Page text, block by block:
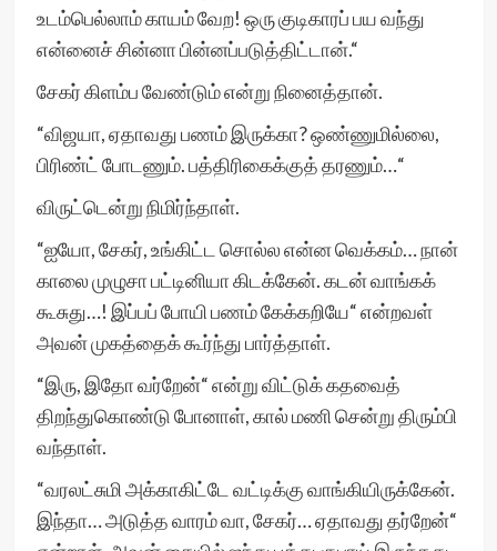
உடம்பெல்லாம் காயம் வேற! ஒரு குடிகாரப் பய வந்து
என்னைச் சின்னா பின்னப்படுத்திட்டான்.“
சேகர் கிளம்ப வேண்டும் என்று நினைத்தான்.
“விஜயா, ஏதாவது பணம் இருக்கா? ஒண்ணுமில்லை,
பிரிண்ட் போடணும். பத்திரிகைக்குத் தரணும்…“
விருட்டென்று நிமிர்ந்தாள்.
“ஐயோ, சேகர், உங்கிட்ட சொல்ல என்ன வெக்கம்… நான்
காலை முழுசா பட்டினியா கிடக்கேன். கடன் வாங்கக்
கூசுது…! இப்பப் போயி பணம் கேக்கறியே“ என்றவள்
அவன் முகத்தைக் கூர்ந்து பார்த்தாள்.
“இரு, இதோ வர்றேன்“ என்று விட்டுக் கதவைத்
திறந்துகொண்டு போனாள், கால் மணி சென்று திரும்பி
வந்தாள்.
“வரலட்சுமி அக்காகிட்டே வட்டிக்கு வாங்கியிருக்கேன்.
இந்தா… அடுத்த வாரம் வா, சேகர்… ஏதாவது தர்றேன்“